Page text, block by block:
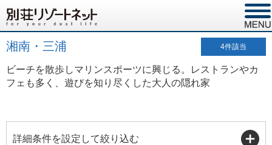
湘南・三浦 4件該当
ビーチを散歩しマリンスポーツに興じる。レストランやカ
フェも多く、遊びを知り尽くした大人の隠れ家
詳細条件を設定して絞り込む